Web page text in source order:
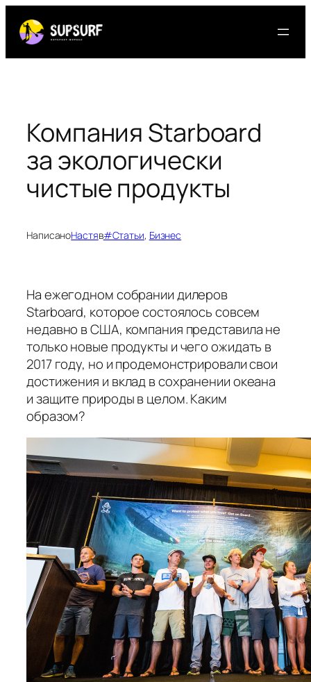
содержимому
Компания Starboard
за экологически
чистые продукты
НаписаноНастяв#Статьи, Бизнес
На ежегодном собрании дилеров
Starboard, которое состоялось совсем
недавно в США, компания представила не
только новые продукты и чего ожидать в
2017 году, но и продемонстрировали свои
достижения и вклад в сохранении океана
и защите природы в целом. Каким
образом?